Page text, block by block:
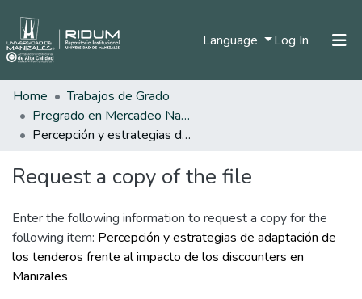
Language Log In (current)
Home
Trabajos de Grado
Pregrado en Mercadeo Nacional e Internacional
Percepción y estrategias de adaptación de los tenderos frente al impacto de los discounters en Manizales
Request a copy of the file
Enter the following information to request a copy for the
following item: Percepción y estrategias de adaptación de
los tenderos frente al impacto de los discounters en
Manizales